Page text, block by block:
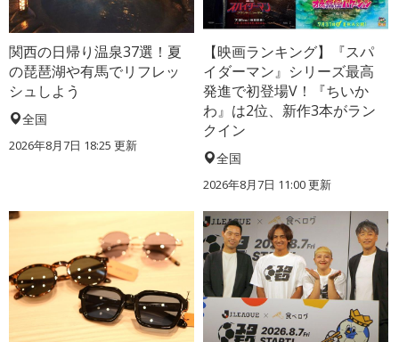
関西の日帰り温泉37選！夏
の琵琶湖や有馬でリフレッ
シュしよう
全国
2026年8月7日 18:25 更新
【映画ランキング】『スパ
イダーマン』シリーズ最高
発進で初登場V！『ちいか
わ』は2位、新作3本がラン
クイン
全国
2026年8月7日 11:00更新